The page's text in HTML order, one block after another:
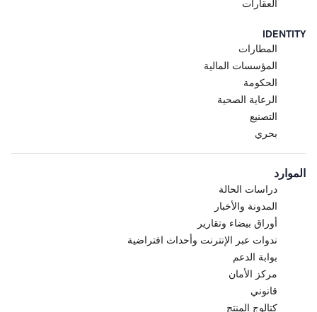
العقارات
IDENTITY
المطارات
المؤسسات المالية
الحكومة
الرعاية الصحية
التصنيع
بحري
الموارد
دراسات الحالة
المدونة والأخبار
أوراق بيضاء وتقارير
ندوات عبر الإنترنت وأحداث افتراضية
بوابة الدعم
مركز الأمان
قانوني
كتالوج المنتج